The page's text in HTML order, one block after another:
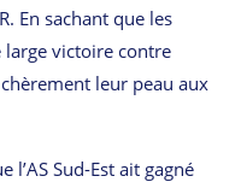
En sachant que les
large victoire contre
leur peau aux
Sud-Est ait gagné